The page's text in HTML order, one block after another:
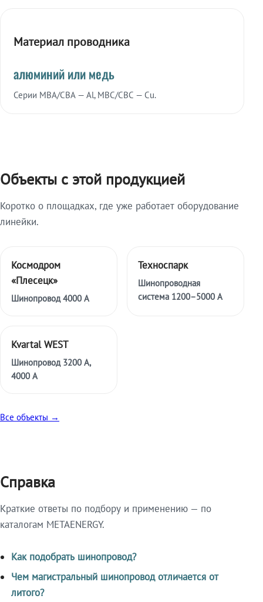
Материал проводника
алюминий или медь
Серии МВА/СВА — Al, МВС/СВС — Cu.
Объекты с этой продукцией
Коротко о площадках, где уже работает оборудование
линейки.
Космодром
«Плесецк»
Шинопровод 4000 А
Техноспарк
Шинопроводная
система 1200–5000 А
Kvartal WEST
Шинопровод 3200 А,
4000 А
Все объекты →
Справка
Краткие ответы по подбору и применению — по
каталогам METAENERGY.
Как подобрать шинопровод?
Чем магистральный шинопровод отличается от
литого?